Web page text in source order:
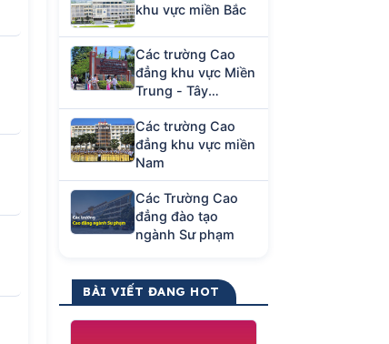
khu vực miền Bắc
Các trường Cao
đẳng khu vực Miền
Trung - Tây
Nguyên
Các trường Cao
đẳng khu vực miền
Nam
Các Trường Cao
đẳng đào tạo
ngành Sư phạm
BÀI VIẾT ĐANG HOT